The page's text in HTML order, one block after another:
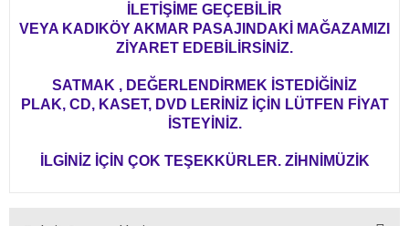
İLETİŞİME GEÇEBİLİR
VEYA KADIKÖY AKMAR PASAJINDAKİ MAĞAZAMIZI
ZİYARET EDEBİLİRSİNİZ.
SATMAK , DEĞERLENDİRMEK İSTEDİĞİNİZ
PLAK, CD, KASET, DVD LERİNİZ İÇİN LÜTFEN FİYAT
İSTEYİNİZ.
İLGİNİZ İÇİN ÇOK TEŞEKKÜRLER. ZİHNİMÜZİK